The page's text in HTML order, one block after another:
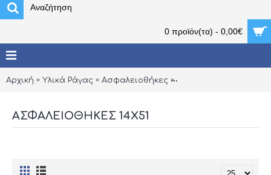
0 προϊόν(τα) - 0,00€
Αρχική Υλικά Ράγας Ασφαλειοθήκες Ασφαλειοθήκες 14X51
ΑΣΦΑΛΕΙΟΘΉΚΕΣ 14X51